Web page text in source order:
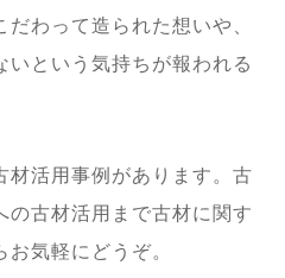
わって造られた想いや、
いという気持ちが報われる
材活用事例があります。古
の古材活用まで古材に関す
気軽にどうぞ。